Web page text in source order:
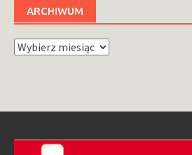
ARCHIWUM
Archiwum